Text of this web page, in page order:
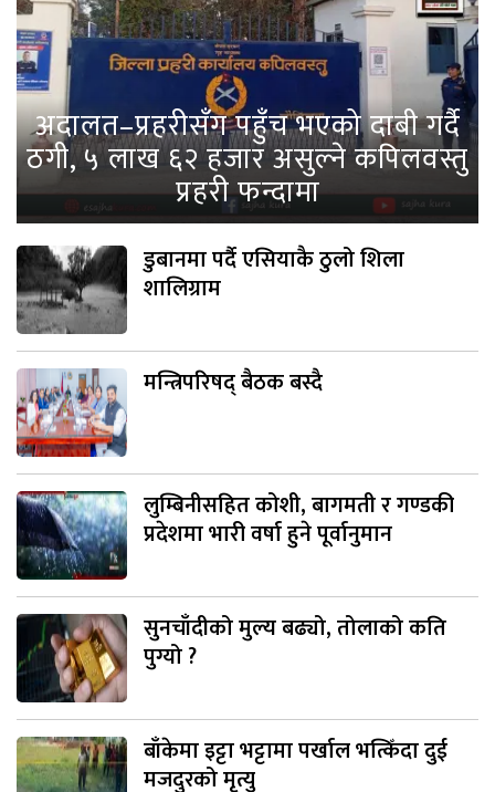
अदालत–प्रहरीसँग पहुँच भएको दाबी गर्दै
ठगी, ५ लाख ६२ हजार असुल्ने कपिलवस्तु
प्रहरी फन्दामा
डुबानमा पर्दै एसियाकै ठुलो शिला
शालिग्राम
मन्त्रिपरिषद् बैठक बस्दै
लुम्बिनीसहित कोशी, बागमती र गण्डकी
प्रदेशमा भारी वर्षा हुने पूर्वानुमान
सुनचाँदीको मुल्य बढ्यो, तोलाको कति
पुग्यो ?
बाँकेमा इट्टा भट्टामा पर्खाल भत्किँदा दुई
मजदुरको मृत्यु